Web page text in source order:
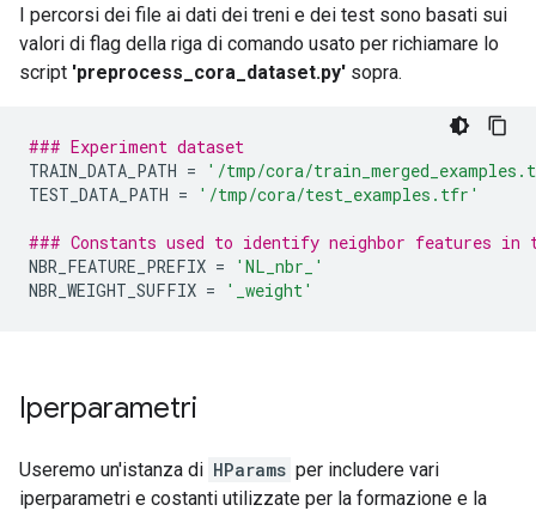
Output training data written to TFRecord file: /tmp/
Output test data written to TFRecord file: /tmp/
I percorsi dei file ai dati dei treni e dei test sono basati sui
valori di flag della riga di comando usato per richiamare lo
script 'preprocess_cora_dataset.py' sopra.
### Experiment dataset
TRAIN_DATA_PATH =
'/tmp/cora/
TEST_DATA_PATH = '/tmp/cora/test_examples.tfr'
### Constants used to identify neighbor features in
NBR_FEATURE_PREFIX =
'NL_nbr_'
NBR_WEIGHT_SUFFIX = '_weight'
Iperparametri
Useremo un'istanza di HParams per includere vari
iperparametri e costanti utilizzate per la formazione e la